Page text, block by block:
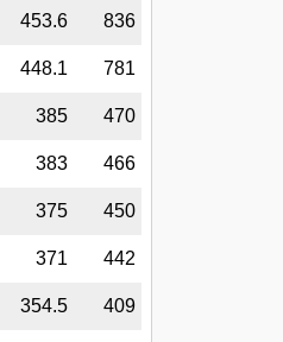
453.6 836
448.1 781
385 470
383 466
375 450
371 442
354.5 409